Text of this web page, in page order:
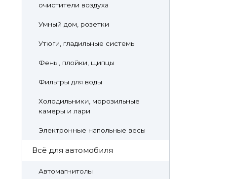
очистители воздуха
Умный дом, розетки
Утюги, гладильные системы
Фены, плойки, щипцы
Фильтры для воды
Холодильники, морозильные
камеры и лари
Электронные напольные весы
Всё для автомобиля
Автомагнитолы